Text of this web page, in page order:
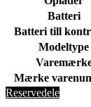
Batteri
Batteri till
Modeltype
Mærke
Reservedele